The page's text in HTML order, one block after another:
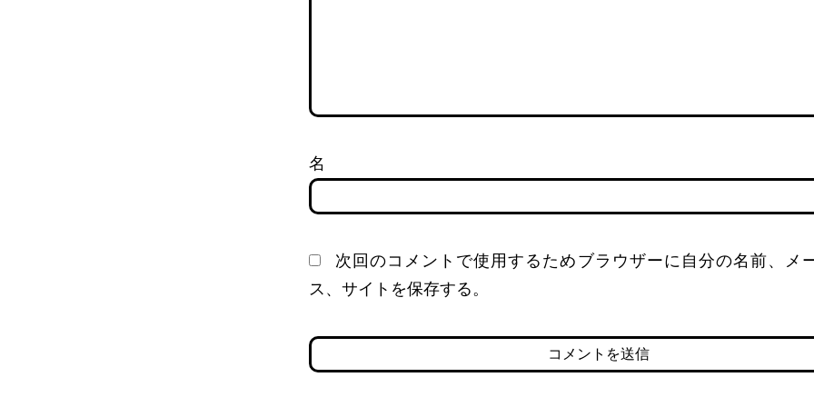
名
次回のコメントで使用するためブラウザーに自分の名前、メ
ス、サイトを保存する。